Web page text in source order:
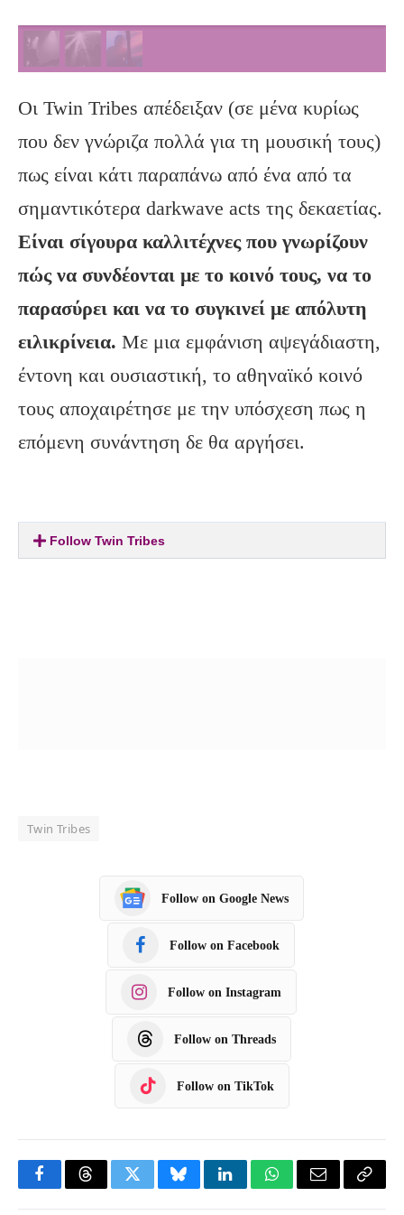
Οι Twin Tribes απέδειξαν (σε μένα κυρίως
που δεν γνώριζα πολλά για τη μουσική τους)
πως είναι κάτι παραπάνω από ένα από τα
σημαντικότερα darkwave acts της δεκαετίας.
Είναι σίγουρα καλλιτέχνες που γνωρίζουν
πώς να συνδέονται με το κοινό τους, να το
παρασύρει και να το συγκινεί με απόλυτη
ειλικρίνεια. Με μια εμφάνιση αψεγάδιαστη,
έντονη και ουσιαστική, το αθηναϊκό κοινό
τους αποχαιρέτησε με την υπόσχεση πως η
επόμενη συνάντηση δε θα αργήσει.
Follow Twin Tribes
Twin Tribes
Follow on Google News
Follow on Facebook
Follow on Instagram
Follow on Threads
Follow on TikTok
F
T
T
B
L
W
E
C